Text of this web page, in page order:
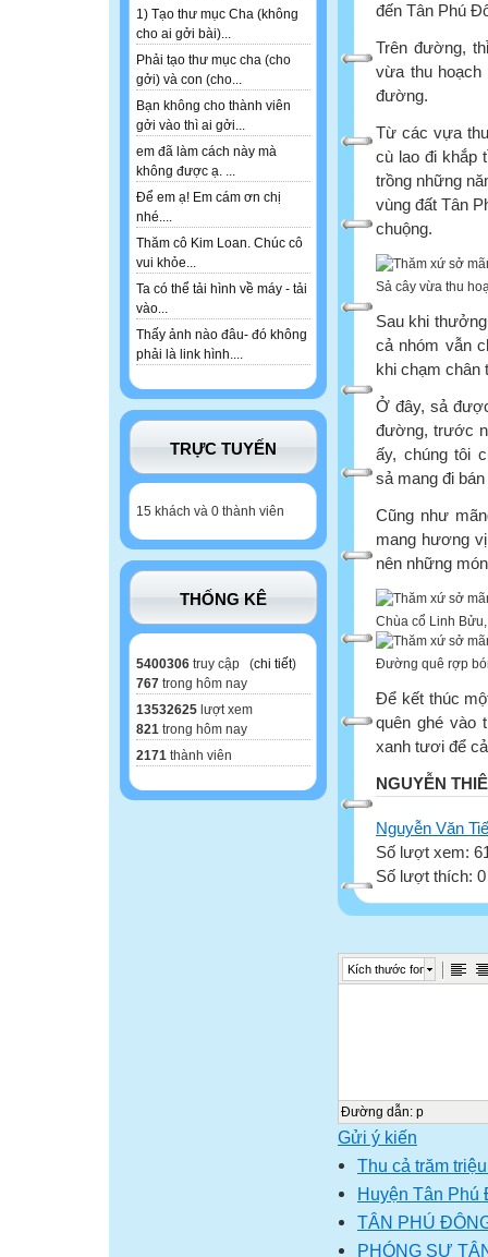
1) Tạo thư mục Cha (không
cho ai gởi bài)...
Phải tạo thư mục cha (cho
gởi) và con (cho...
Bạn không cho thành viên
gởi vào thì ai gởi...
em đã làm cách này mà
không được ạ. ...
Để em ạ! Em cám ơn chị
nhé....
Thăm cô Kim Loan. Chúc cô
vui khỏe...
Ta có thể tải hình về máy - tải
vào...
Thấy ảnh nào đâu- đó không
phải là link hình....
TRỰC TUYẾN
15 khách và 0 thành viên
THỐNG KÊ
5400306 truy cập (chi tiết)
767 trong hôm nay
13532625 lượt xem
821 trong hôm nay
2171 thành viên
đến Tân Phú
Trên đường,
vừa thu
đường.
Từ các vựa
cù lao đi khắp
trồng những
vùng đất Tân
chuộng.
Sả cây vừa thu
Sau khi
cả nhóm vẫn
khi chạm chân
Ở đây, sả
đường, trước
ấy, chúng tôi
sả mang đi
Cũng như
mang hương
nên những
Chùa cổ Linh
Đường quê rợp
Để kết thúc
quên ghé vào
xanh tươi để
NGUYỄN
Nguyễn Văn
Số lượt xem:
Số lượt thích:
Kích thước font
Đường dẫn: p
Gửi ý kiến
Thu cả trăm
Huyện Tân Phú
TÂN PHÚ
PHÓNG SỰ